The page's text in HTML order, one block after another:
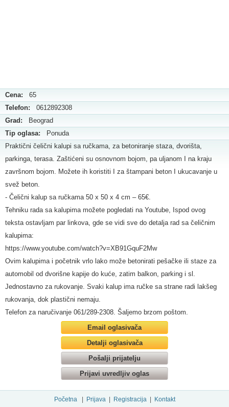
Cena: 65
Telefon: 0612892308
Grad: Beograd
Tip oglasa: Ponuda
Praktični čelični kalupi sa ručkama, za betoniranje staza, dvorišta,
parkinga, terasa. Zaštićeni su osnovnom bojom, pa uljanom I na kraju
završnom bojom. Možete ih koristiti I za štampani beton I ukucavanje u
svež beton.
- Čelični kalup sa ručkama 50 x 50 x 4 cm – 65€.
Tehniku rada sa kalupima možete pogledati na Youtube, Ispod ovog
teksta ostavljam par linkova, gde se vidi sve do detalja rad sa čeličnim
kalupima:
https://www.youtube.com/watch?v=XB91GquF2Mw
Ovim kalupima i početnik vrlo lako može betonirati pešačke ili staze za
automobil od dvorišne kapije do kuće, zatim balkon, parking i sl.
Jednostavno za rukovanje. Svaki kalup ima ručke sa strane radi lakšeg
rukovanja, dok plastični nemaju.
Telefon za naručivanje 061/289-2308. Šaljemo brzom poštom.
Email oglasivača
Detalji oglasivača
Pošalji prijatelju
Prijavi uvredljiv oglas
Početna Prijava Registracija Kontakt